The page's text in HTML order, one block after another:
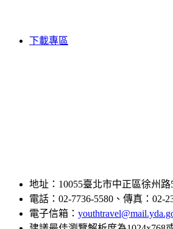
下載專區
地址：10055臺北市中正區徐州路
電話：02-7736-5580、傳真：02-
電子信箱：
建議最佳瀏覽解析度為1024x768